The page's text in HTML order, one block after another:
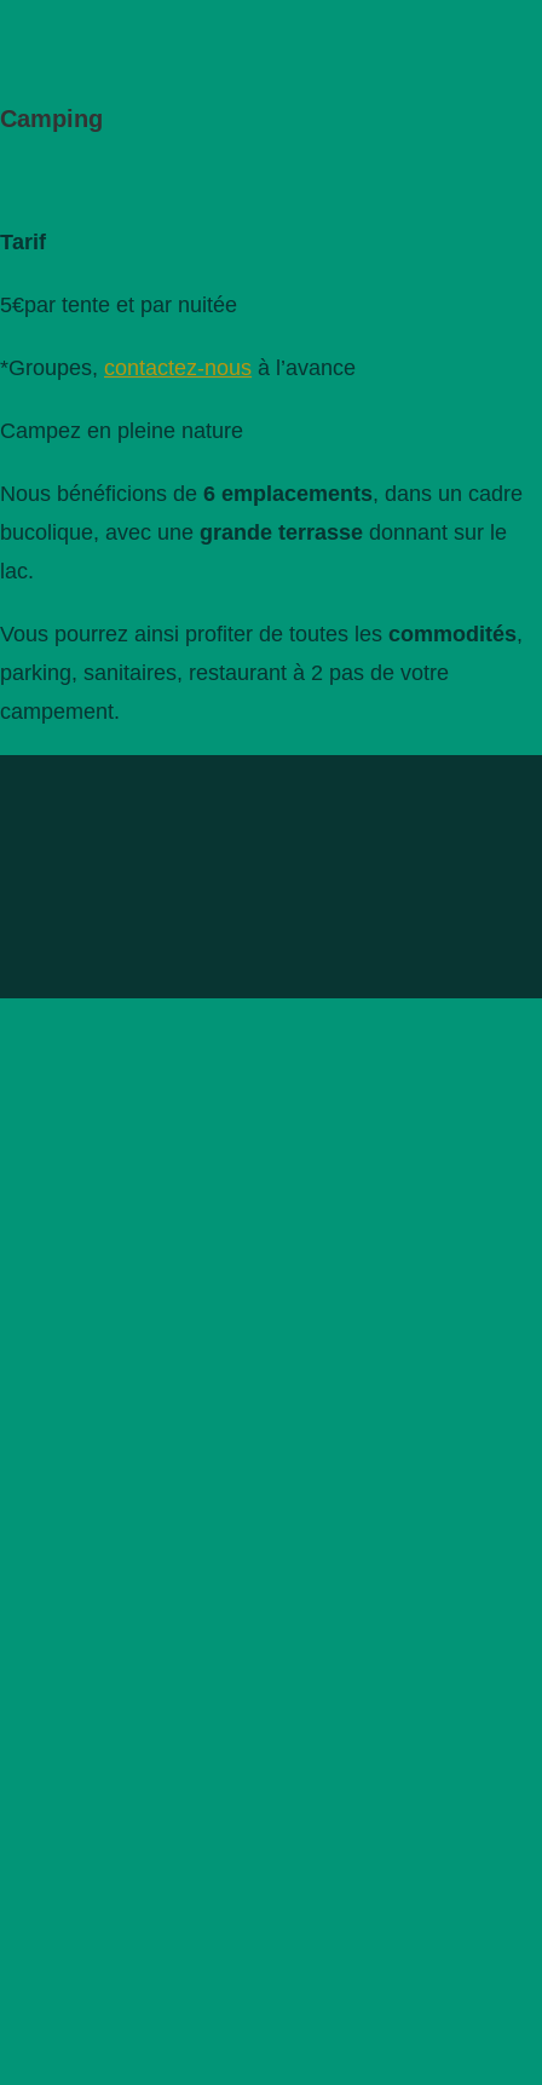
Camping
Tarif
5€par tente et par nuitée
*Groupes, contactez-nous à l’avance
Campez en pleine nature
Nous bénéficions de 6 emplacements, dans un cadre
bucolique, avec une grande terrasse donnant sur le
lac.
Vous pourrez ainsi profiter de toutes les commodités,
parking, sanitaires, restaurant à 2 pas de votre
campement.